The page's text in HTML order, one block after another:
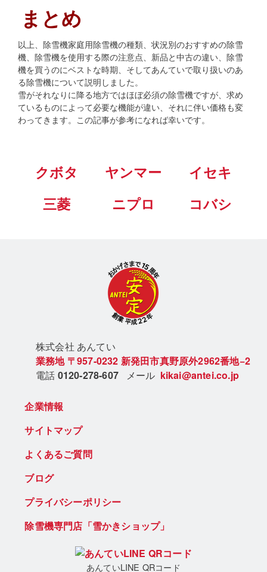
まとめ
以上、除雪機家庭用除雪機の種類、状況別のおすすめの除雪
機、除雪機を使用する際の注意点、新品と中古の違い、除雪
機を買うのにベストな時期、そしてあんていで取り扱いのあ
る除雪機について説明しました。
雪がそれなりに降る地方ではほぼ必須の除雪機ですが、求め
ているものによって必要な機能が違い、それに伴い価格も変
わってきます。この記事が参考になれば幸いです。
クボタ ヤンマー
イセキ
三菱
ニプロ コバシ
株式会社 あんてい
業務地 〒957-0232 新発田市真野原外2962番地−2
電話 0120-278-607 メール kikai@antei.co.jp
企業情報
サイトマップ
よくあるご質問
ブログ
プライバシーポリシー
除雪機専門店「雪かきショップ」
あんていLINE QRコード